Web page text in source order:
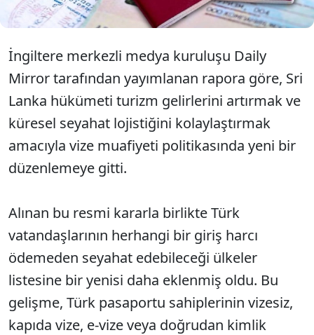
İngiltere merkezli medya kuruluşu Daily
Mirror tarafından yayımlanan rapora göre, Sri
Lanka hükümeti turizm gelirlerini artırmak ve
küresel seyahat lojistiğini kolaylaştırmak
amacıyla vize muafiyeti politikasında yeni bir
düzenlemeye gitti.
Alınan bu resmi kararla birlikte Türk
vatandaşlarının herhangi bir giriş harcı
ödemeden seyahat edebileceği ülkeler
listesine bir yenisi daha eklenmiş oldu. Bu
gelişme, Türk pasaportu sahiplerinin vizesiz,
kapıda vize, e-vize veya doğrudan kimlik